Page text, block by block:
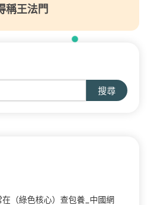
稱王法門
搜尋
（綠色核心）查包養_中國網